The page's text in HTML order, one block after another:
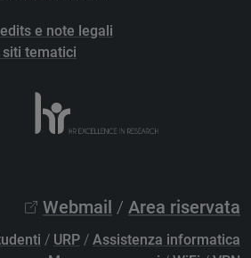
e note legali
siti tematici
Webmail / Area riservata
/ URP / Assistenza informatica